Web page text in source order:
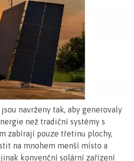
navrženy tak, aby generovaly
než tradiční systémy s
zabírají pouze třetinu plochy,
na mnohem menší místo a
konvenční solární zařízení